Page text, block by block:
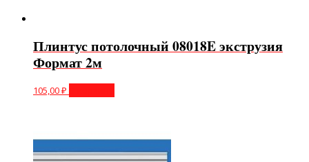
Плинтус потолочный 08018E экструзия
Формат 2м
105,00₽